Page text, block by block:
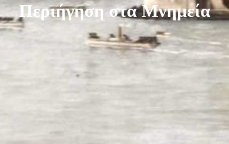
Περιήγηση στα Μνημεία